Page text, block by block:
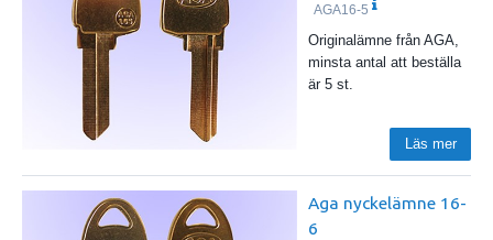
AGA16-5
Originalämne från AGA,
minsta antal att beställa
är 5 st.
Läs mer
Aga nyckelämne 16-
6